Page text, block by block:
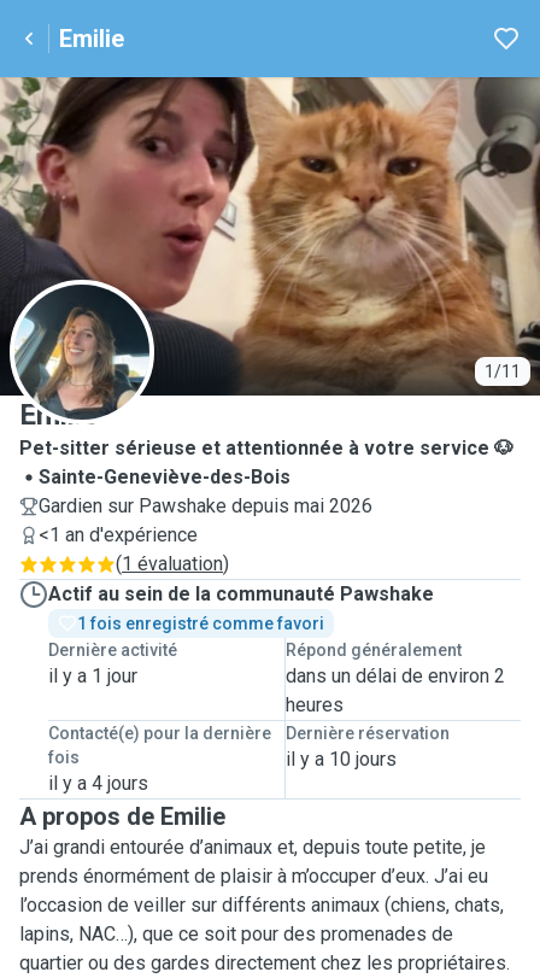
Emilie
1/11
E
Emilie
Pet-sitter sérieuse et attentionnée à votre service 🐶
Sainte-Geneviève-des-Bois
Gardien sur Pawshake depuis mai 2026
<1 an d'expérience
(1 évaluation)
Actif au sein de la communauté Pawshake
1 fois enregistré comme favori
Dernière activité
il y a 1 jour
Répond généralement
dans un délai de environ 2
heures
Contacté(e) pour la dernière
fois
il y a 4 jours
Dernière réservation
il y a 10 jours
A propos de Emilie
J’ai grandi entourée d’animaux et, depuis toute petite, je
prends énormément de plaisir à m’occuper d’eux. J’ai eu
l’occasion de veiller sur différents animaux (chiens, chats,
lapins, NAC…), que ce soit pour des promenades de
quartier ou des gardes directement chez les propriétaires.